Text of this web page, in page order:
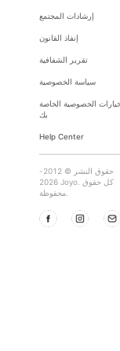
إرشادات المجتمع
إنفاذ القانون
تقرير الشفافية
سياسة الخصوصية
الخصوصية الخاصة
بك
Help Center
حقوق النشر © 2012-
2026 Joyo. كل حقوق